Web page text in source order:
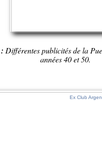
Différentes publicités de la
années 40 et 50.